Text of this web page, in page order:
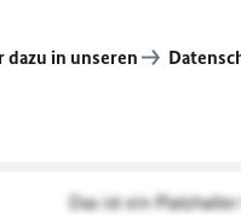
dazu in unseren
Das ist ein